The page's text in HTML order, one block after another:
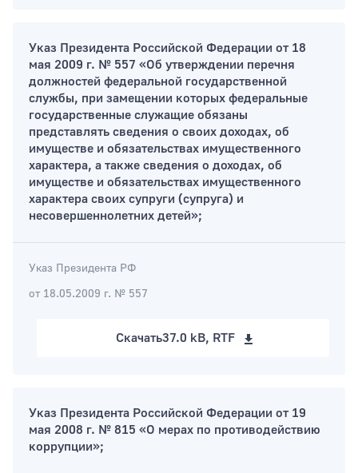
Указ Президента Российской Федерации от 18
мая 2009 г. № 557 «Об утверждении перечня
должностей федеральной государственной
службы, при замещении которых федеральные
государственные служащие обязаны
представлять сведения о своих доходах, об
имуществе и обязательствах имущественного
характера, а также сведения о доходах, об
имуществе и обязательствах имущественного
характера своих супруги (супруга) и
несовершеннолетних детей»;
Указ Президента РФ
от 18.05.2009 г. № 557
Скачать37.0 kB, RTF
Указ Президента Российской Федерации от 19
мая 2008 г. № 815 «О мерах по противодействию
коррупции»;